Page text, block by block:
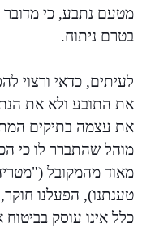
מטעם נתבע, כי מדובר
בטרם ניתוח.
לעיתים, כדאי ורצוי
את התובע ולא את
את עצמה בתיקים
מוהל שהתברר לו כי
מאוד מהמקובל
טענתנו), הפעלנו
כלל אינו עוסק